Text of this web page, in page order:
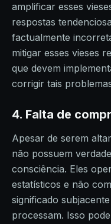
amplificar esses
respostas
factualmente
mitigar esses vieses
que devem
corrigir tais
4. Falta de
Apesar de serem
não possuem
consciência. Eles
estatísticos e não
significado
processam. Isso